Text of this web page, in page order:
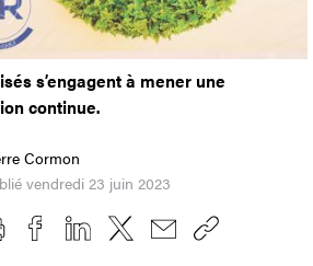
s’engagent à mener une
continue.
Cormon
vendredi 23 juin 2023